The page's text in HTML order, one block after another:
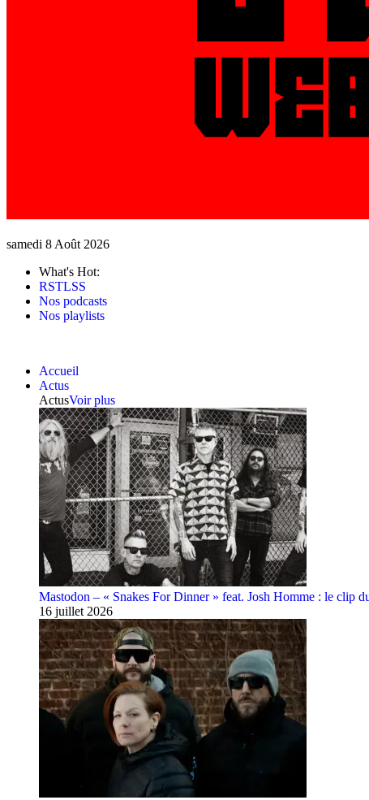
samedi 8 Août 2026
What's Hot:
RSTLSS
Nos podcasts
Nos playlists
Accueil
Actus
ActusVoir plus
Mastodon – « Snakes For Dinner » feat. Josh Homme : le clip
16 juillet 2026